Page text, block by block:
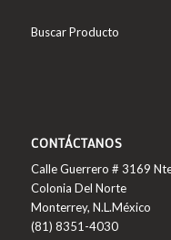
Buscar Producto
CONTÁCTANOS
Calle Guerrero # 3169
Colonia Del Norte
Monterrey, N.L.México
(81) 8351-4030